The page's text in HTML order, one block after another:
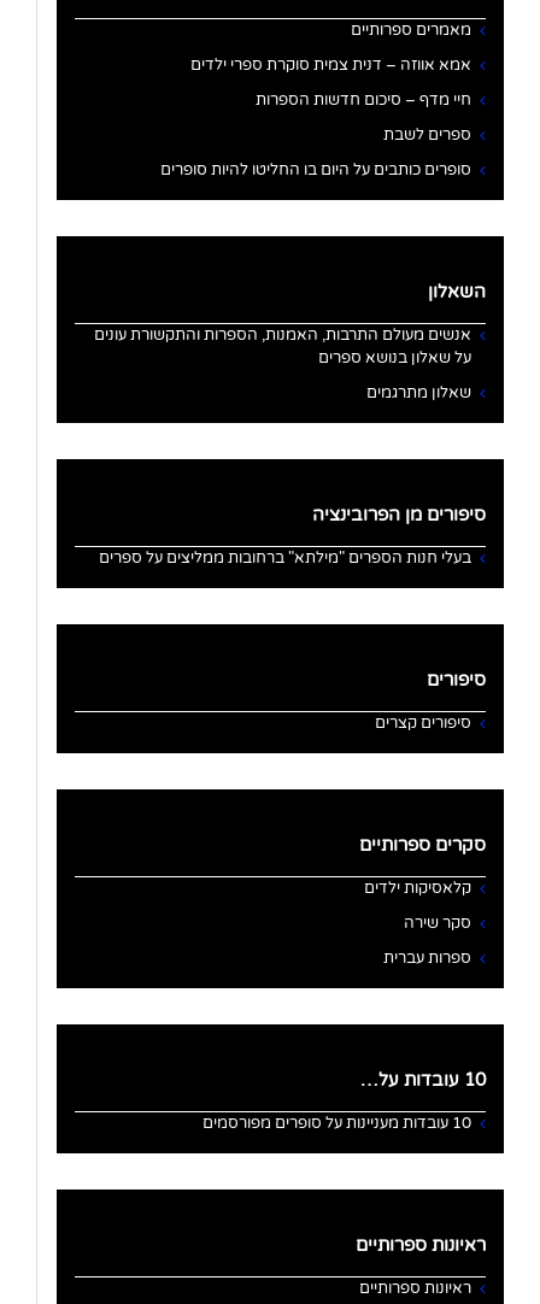
מאמרים ספרותיים
אמא אווזה – דנית צמית סוקרת ספרי ילדים
חיי מדף – סיכום חדשות הספרות
ספרים לשבת
סופרים כותבים על היום בו החליטו להיות סופרים
השאלון
אנשים מעולם התרבות, האמנות, הספרות והתקשורת עונים
על שאלון בנושא ספרים
שאלון מתרגמים
סיפורים מן הפרובינציה
בעלי חנות הספרים "מילתא" ברחובות ממליצים על ספרים
סיפורים
סיפורים קצרים
סקרים ספרותיים
קלאסיקות ילדים
סקר שירה
ספרות עברית
10 עובדות על…
10 עובדות מעניינות על סופרים מפורסמים
ראיונות ספרותיים
ראיונות ספרותיים